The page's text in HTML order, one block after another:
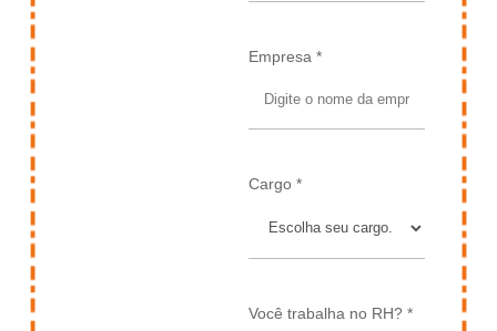
Empresa *
Cargo *
Você trabalha no RH? *